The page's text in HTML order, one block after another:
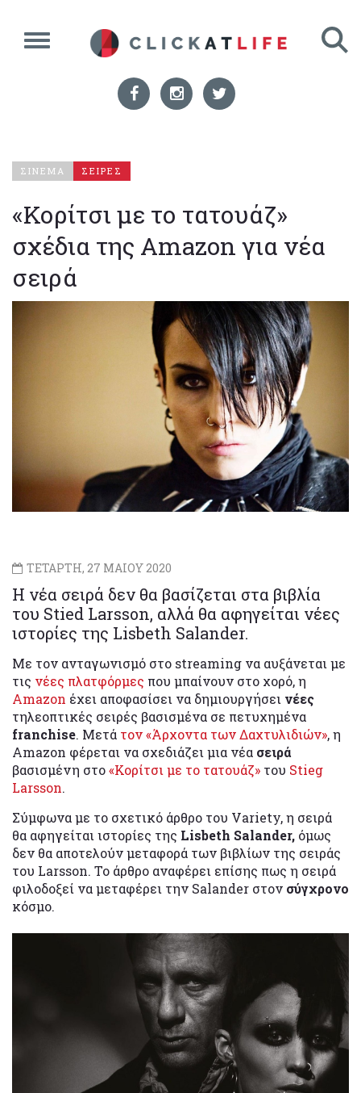
ΣΙΝΕΜΑ ΣΕΙΡΕΣ
«Κορίτσι με το τατουάζ»
σχέδια της Amazon για νέα
σειρά
ΤΕΤΑΡΤΗ, 27 ΜΑΙΟΥ 2020
Η νέα σειρά δεν θα βασίζεται στα βιβλία
του Stied Larsson, αλλά θα αφηγείται νέες
ιστορίες της Lisbeth Salander.
Με τον ανταγωνισμό στο streaming να αυξάνεται με
τις νέες πλατφόρμες που μπαίνουν στο χορό, η
Amazon έχει αποφασίσει να δημιουργήσει νέες
τηλεοπτικές σειρές βασισμένα σε πετυχημένα
franchise. Μετά τον «Άρχοντα των Δαχτυλιδιών», η
Amazon φέρεται να σχεδιάζει μια νέα σειρά
βασισμένη στο«Κορίτσι με το τατουάζ» του Stieg
Larsson.
Σύμφωνα με το σχετικό άρθρο του Variety, η σειρά
θα αφηγείται ιστορίες της Lisbeth Salander, όμως
δεν θα αποτελούν μεταφορά των βιβλίων της σειράς
του Larsson. Το άρθρο αναφέρει επίσης πως η σειρά
φιλοδοξεί να μεταφέρει την Salander στον σύγχρονο
κόσμο.